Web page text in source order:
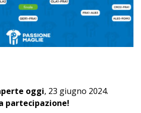
oggi, 23 giugno 2024.
partecipazione!